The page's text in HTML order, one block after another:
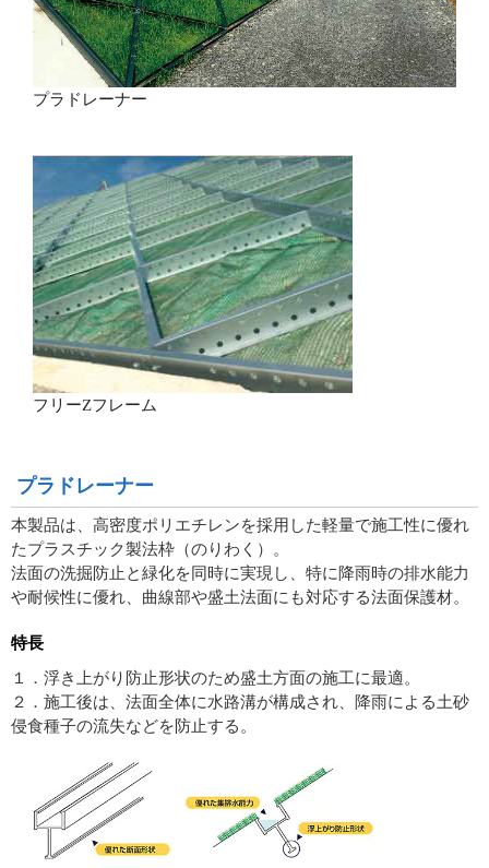
プラドレーナー
フリーZフレーム
プラドレーナー
本製品は、高密度ポリエチレンを採用した軽量で施工性に優れ
たプラスチック製法枠（のりわく）。
法面の洗掘防止と緑化を同時に実現し、特に降雨時の排水能力
や耐候性に優れ、曲線部や盛土法面にも対応する法面保護材。
特長
１．浮き上がり防止形状のため盛土方面の施工に最適。
２．施工後は、法面全体に水路溝が構成され、降雨による土砂
侵食種子の流失などを防止する。